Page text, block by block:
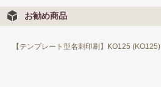
お勧め商品
【テンプレート型名刺印刷】KO125 (KO125)